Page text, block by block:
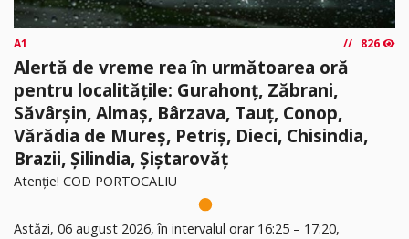
A1 826
Alertă de vreme rea în următoarea oră
pentru localitățile: Gurahonț, Zăbrani,
Săvârșin, Almaș, Bârzava, Tauț, Conop,
Vărădia de Mureș, Petriș, Dieci, Chisindia,
Brazii, Șilindia, Șiștarovăț
Atenție! COD PORTOCALIU
Astăzi, 06 august 2026, în intervalul orar 16:25 – 17:20,